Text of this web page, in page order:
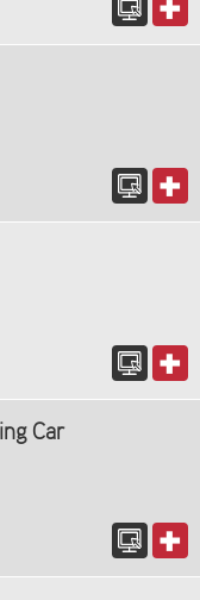
Car